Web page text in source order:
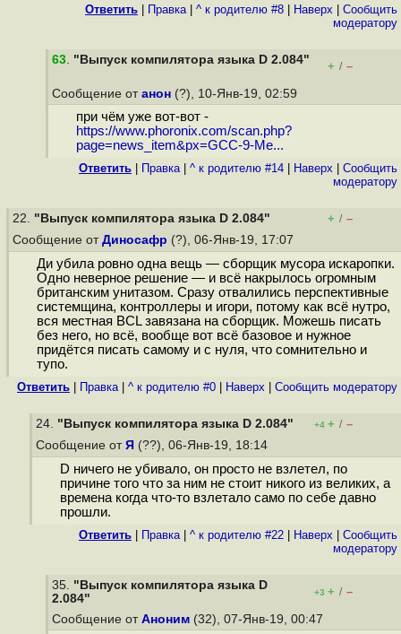
Ответить Правка| ^ к родителю #8 Наверх
Cообщить
модератору
63. "Выпуск компилятора языка D 2.084" + / –
Сообщение от анон (?), 10-Янв-19, 02:59
при чём уже вот-вот -
https://www.phoronix.com/scan.php?
page=news_item&px=GCC-9-Me...
Ответить Правка| ^ к родителю #14 Наверх
Cообщить
модератору
22. "Выпуск компилятора языка D 2.084" + / –
Сообщение от Диносафр (?), 06-Янв-19, 17:07
Ди убила ровно одна вещь — сборщик мусора искаропки.
Одно неверное решение — и всё накрылось огромным
британским унитазом. Сразу отвалились перспективные
системщина, контроллеры и игори, потому как всё нутро,
вся местная BCL завязана на сборщик. Можешь писать
без него, но всё, вообще вот всё базовое и нужное
придётся писать самому и с нуля, что сомнительно и
тупо.
Ответить Правка| ^ к родителю #0 Наверх Cообщить модератору
24. "Выпуск компилятора языка D 2.084" +4 + / –
Сообщение от Я (??), 06-Янв-19, 18:14
D ничего не убивало, он просто не взлетел, по
причине того что за ним не стоит никого из великих, а
времена когда что-то взлетало само по себе давно
прошли.
Ответить Правка| ^ к родителю #22 Наверх
Cообщить
модератору
35. "Выпуск компилятора языка D
2.084"
+3 + / –
Сообщение от Аноним (32), 07-Янв-19, 00:47